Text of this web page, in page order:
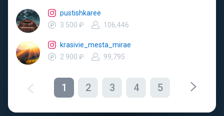
pustishkaree
3 500 ₽
106,446
krasivie_mesta_mirae
2 900 ₽
99,795
1 2 3 4 5